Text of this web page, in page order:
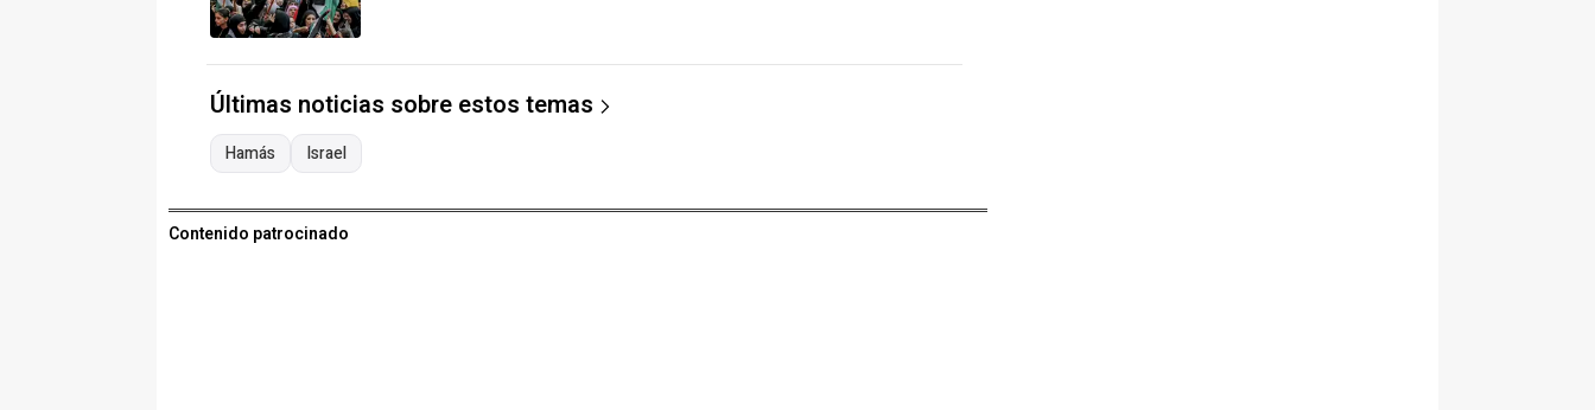
Últimas noticias sobre estos temas
Hamás Israel
Contenido patrocinado